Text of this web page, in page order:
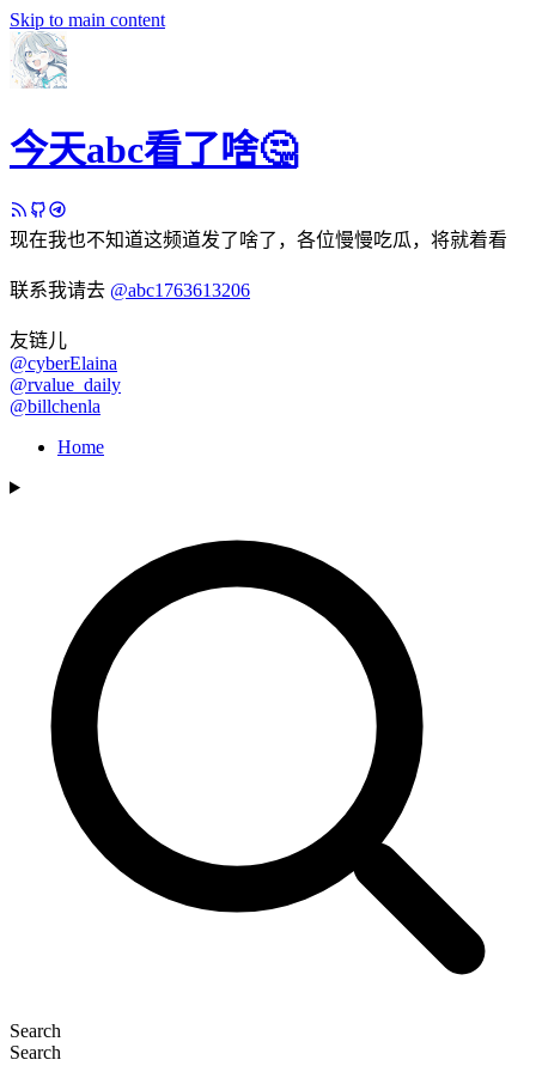
Skip to main content
今天abc看了啥🤔
现在我也不知道这频道发了啥了，各位慢慢吃瓜，将就着看
联系我请去 @abc1763613206
友链儿
@cyberElaina
@rvalue_daily
@billchenla
Home
Search
Search